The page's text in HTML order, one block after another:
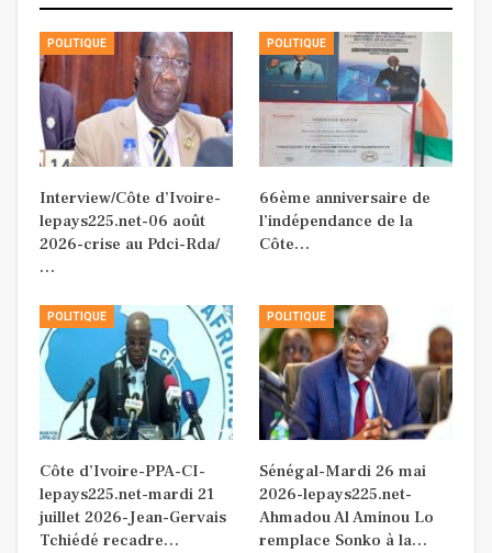
POLITIQUE
Interview/Côte d’Ivoire-
lepays225.net-06 août
2026-crise au Pdci-Rda/
…
POLITIQUE
66ème anniversaire de
l’indépendance de la
Côte…
POLITIQUE
Côte d’Ivoire-PPA-CI-
lepays225.net-mardi 21
juillet 2026-Jean-Gervais
Tchiédé recadre…
POLITIQUE
Sénégal-Mardi 26 mai
2026-lepays225.net-
Ahmadou Al Aminou Lo
remplace Sonko à la…